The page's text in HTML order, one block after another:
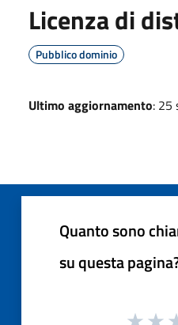
Licenza di
Pubblico dominio
Ultimo aggiornamento: 25
Quanto sono
su questa